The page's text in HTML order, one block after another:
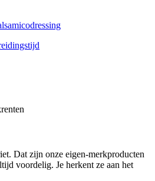
Dat zijn onze eigen-merkproducten
voordelig. Je herkent ze aan het